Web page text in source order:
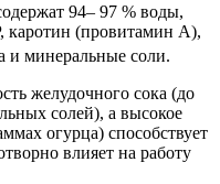
94– 97 % воды,
каротин (провитамин A),
и минеральные соли.
желудочного сока (до
солей), а высокое
огурца) способствует
влияет на работу